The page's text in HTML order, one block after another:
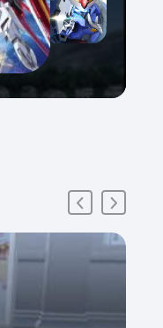
。哪吒是强力
为主的辅助型
击，姜太公在